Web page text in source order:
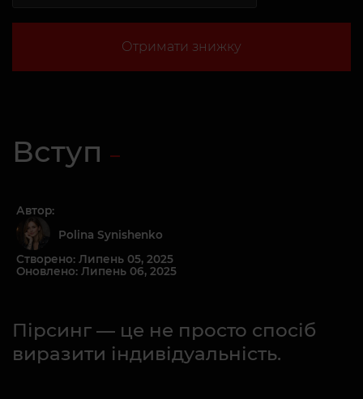
Отримати знижку
Вступ
Автор:
Polina Synishenko
Створено: Липень 05, 2025
Оновлено: Липень 06, 2025
Пірсинг — це не просто спосіб
виразити індивідуальність.